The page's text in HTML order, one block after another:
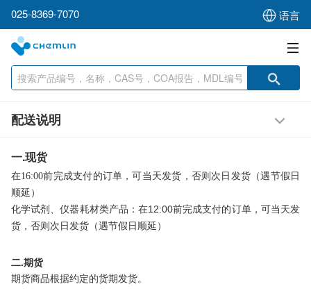
025-8369-7070 语言
配送说明
一.现货
在16:00前完成支付的订单，可当天发货，否则次日发货（遇节假日
顺延）
化学试剂、仪器耗材类产品：在12:00前完成支付的订单，可当天发
货，否则次日发货（遇节假日顺延）
二.期货
期货商品根据约定的货期发货。